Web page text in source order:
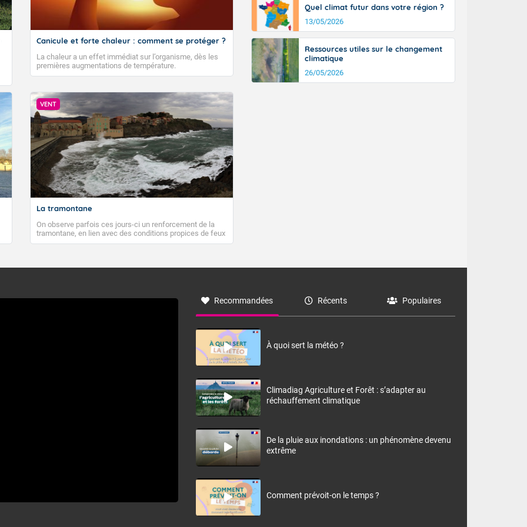
Canicule et forte chaleur : comment se protéger ?
La chaleur a un effet immédiat sur l’organisme, dès les
premières augmentations de température.
VENT
La tramontane
On observe parfois ces jours-ci un renforcement de la
tramontane, en lien avec des conditions propices de feux
de forêt. Mais qu'est-ce que la tramontane ? Quelles sont
à nord-ouest, dans un secteur qui part du Roussillon à la
monts, en allusion aux régions montagneuses d’où
Quel climat futur dans votre région ?
13/05/2026
Ressources utiles sur le changement
climatique
26/05/2026
Recommandées Récents Populaires
À quoi sert la météo ?
Climadiag Agriculture et Forêt : s’adapter au
réchauffement climatique
De la pluie aux inondations : un phénomène devenu
extrême
Comment prévoit-on le temps ?